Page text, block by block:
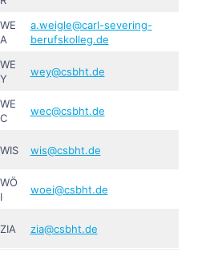
WE
A
a.weigle@carl-severing-
berufskolleg.de
WE
Y
wey@csbht.de
WE
C
wec@csbht.de
WIS wis@csbht.de
WÖ
I
woei@csbht.de
ZIA zia@csbht.de